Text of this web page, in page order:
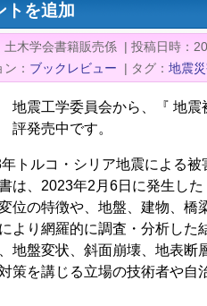
トを追加
土木学会書籍販売係 | 投稿日時
ン
ブックレビュー | タグ 地震
地震工学委員会から、『 地
評発売中です。
年トルコ・シリア地震による
は、2023年2月6日に発生し
位の特徴や、地盤、建物、橋
より網羅的に調査・分析した
地盤変状、斜面崩壊、地表断
策を講じる立場の技術者や自